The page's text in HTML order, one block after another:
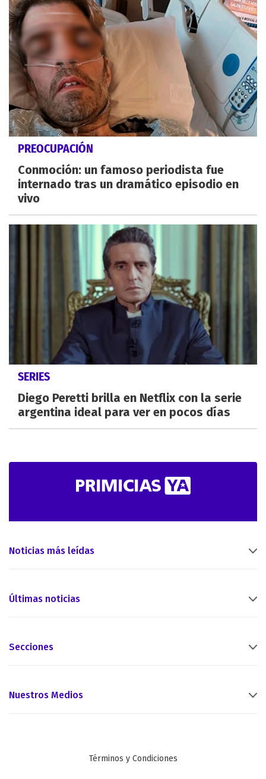
PREOCUPACIÓN
Conmoción: un famoso periodista fue
internado tras un dramático episodio en
vivo
SERIES
Diego Peretti brilla en Netflix con la serie
argentina ideal para ver en pocos días
Noticias más leídas
Últimas noticias
Secciones
Nuestros Medios
Términos y Condiciones